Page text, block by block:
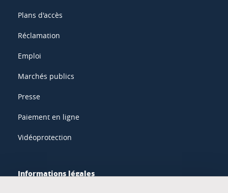
Plans d'accès
Réclamation
Emploi
Marchés publics
Presse
Paiement en ligne
Vidéoprotection
Informations légales